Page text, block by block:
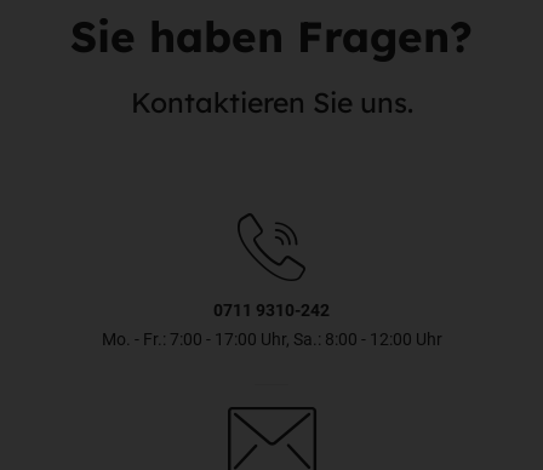
Sie haben Fragen?
Kontaktieren Sie uns.
0711 9310-242
Mo. - Fr.: 7:00 - 17:00 Uhr, Sa.: 8:00 - 12:00 Uhr